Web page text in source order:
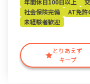
とりあえず
キープ
年間休日100日以上
社会保険完備
AT免許
未経験者歓迎